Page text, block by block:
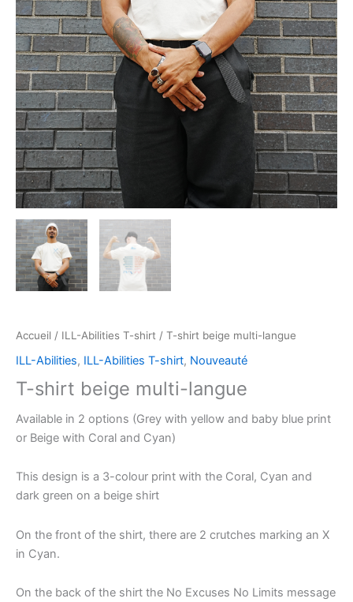
Accueil / ILL-Abilities T-shirt / T-shirt beige multi-langue
ILL-Abilities, ILL-Abilities T-shirt, Nouveauté
T-shirt beige multi-langue
Available in 2 options (Grey with yellow and baby blue print
or Beige with Coral and Cyan)
This design is a 3-colour print with the Coral, Cyan and
dark green on a beige shirt
On the front of the shirt, there are 2 crutches marking an X
in Cyan.
On the back of the shirt the No Excuses No Limits message